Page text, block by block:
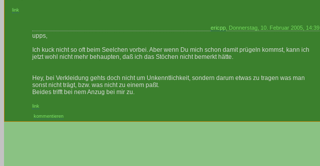
link
ericpp , Donnerstag, 10. Februar 2005, 14:39
upps,
Ich kuck nicht so oft beim Seelchen vorbei. Aber wenn Du mich schon damit prügeln kommst, kann ich
jetzt wohl nicht mehr behaupten, daß ich das Stöchen nicht bemerkt hätte.
Hey, bei Verkleidung gehts doch nicht um Unkenntlichkeit, sondern darum etwas zu tragen was man
sonst nicht trägt, bzw. was nicht zu einem paßt.
Beides trifft bei nem Anzug bei mir zu.
link
kommentieren